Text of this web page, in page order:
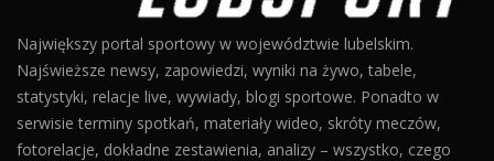
Największy portal sportowy w województwie lubelskim.
Najświeższe newsy, zapowiedzi, wyniki na żywo, tabele,
statystyki, relacje live, wywiady, blogi sportowe. Ponadto w
serwisie terminy spotkań, materiały wideo, skróty meczów,
fotorelacje, dokładne zestawienia, analizy – wszystko, czego